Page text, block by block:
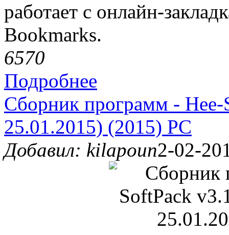
работает с онлайн-
Bookmarks.
6570
Подробнее
Сборник программ -
25.01.2015) (2015) PC
Добавил: kilapoun2-02-